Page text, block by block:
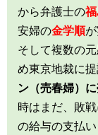
から弁護士の
安婦の金学順
そして複数の
め東京地裁に提
ン（売春婦）
時はまだ、敗
の給与の支払